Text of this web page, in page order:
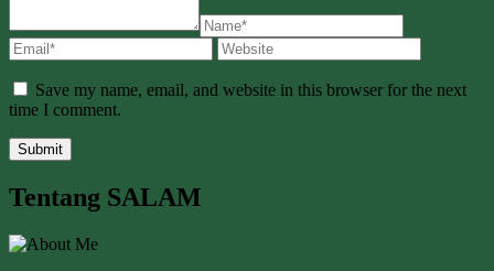
Save my name, email, and website in this browser for the next
time I comment.
Tentang SALAM